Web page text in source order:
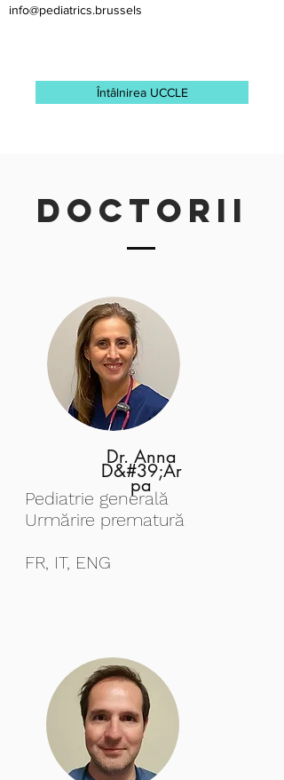
info@pediatrics.brussels
Întâlnirea UCCLE
Doctorii
Dr. Anna
D&#39;Ar
pa
Pediatrie generală
Urmărire prematură
FR, IT, ENG